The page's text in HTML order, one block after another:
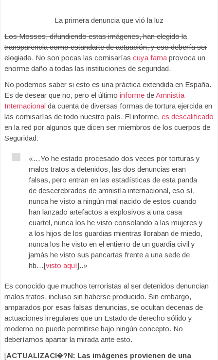
La primera denuncia que vió la luz
Los Mossos, difundiendo estas imágenes, han elegido la
transparencia como estandarte de actuación, y eso debería ser
elogiado. No son pocas las comisarías cuya fama provoca un
enorme daño a todas las instituciones de seguridad.
No podemos saber si esto es una práctica extendida en España.
Es de desear que no, pero el último informe deAmnistía
Internacional da cuenta de diversas formas de tortura ejercida en
las comisarías de todo nuestro país. El informe, es descalificado
en la red por algunos que dicen ser miembros de los cuerpos de
Seguridad:
«…Yo he estado procesado dos veces por torturas y
malos tratos a detenidos, las dos denuncias eran
falsas, pero entran en las estadísticas de esta panda
de descerebrados de amnistía internacional, eso sí,
nunca he visto a ningún mal nacido de estos cuando
han lanzado artefactos a explosivos a una casa
cuartel, nunca los he visto consolando a las mujeres y
a los hijos de los guardias mientras lloraban de miedo,
nunca los he visto en el entierro de un guardia civil y
jamás he visto sus pancartas frente a una sede de
hb…[visto aquí]..»
Es conocido que muchos terroristas al ser detenidos denuncian
malos tratos, incluso sin haberse producido. Sin embargo,
amparados por esas falsas denuncias, se ocultan decenas de
actuaciones irregulares que un Estado de derecho sólido y
moderno no puede permitirse bajo ningún concepto. No
deberíamos apartar la mirada ante esto.
[ACTUALIZACI�?N: Las imágenes provienen de una